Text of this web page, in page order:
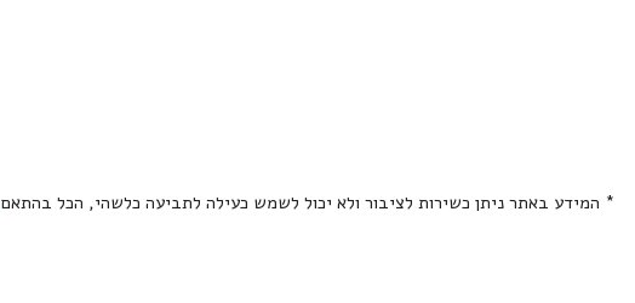
* המידע באתר ניתן כשירות לציבור ולא יכול לשמש כעילה לתביעה כלשהי, הכל בהתאם